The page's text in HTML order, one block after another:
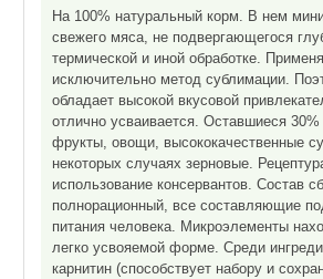
На 100% натуральный корм. В нем
свежего мяса, не подвергающегося
термической и иной обработке.
исключительно метод сублимации.
обладает высокой вкусовой
отлично усваивается. Оставшиеся
фрукты, овощи, высококачественные
некоторых случаях зерновые.
использование консервантов. Состав
полнорационный, все составляющие
питания человека. Микроэлементы
легко усвояемой форме. Среди
карнитин (способствует набору и